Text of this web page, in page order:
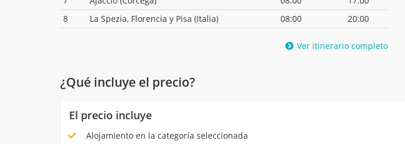
8
La Spezia, Florencia y Pisa (Italia) 08:00 20:00
Ver itinerario completo
¿Qué incluye el precio?
El precio incluye
Alojamiento en la categoría seleccionada